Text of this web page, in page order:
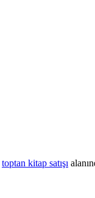
toptan kitap satışı